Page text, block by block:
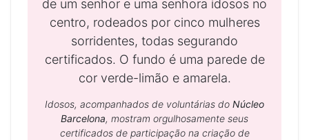
Idosos, acompanhados de voluntárias do Núcleo
Barcelona, mostram orgulhosamente seus
certificados de participação na criação de